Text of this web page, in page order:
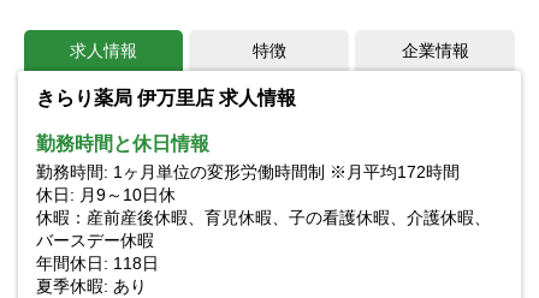
求人情報 特徴 企業情報
きらり薬局 伊万里店 求人情報
勤務時間と休日情報
勤務時間: 1ヶ月単位の変形労働時間制 ※月平均172時間
休日: 月9～10日休
休暇：産前産後休暇、育児休暇、子の看護休暇、介護休暇、
バースデー休暇
年間休日: 118日
夏季休暇: あり